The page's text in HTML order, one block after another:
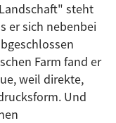
steht
er sich nebenbei
Farm fand er
weil direkte,
Und